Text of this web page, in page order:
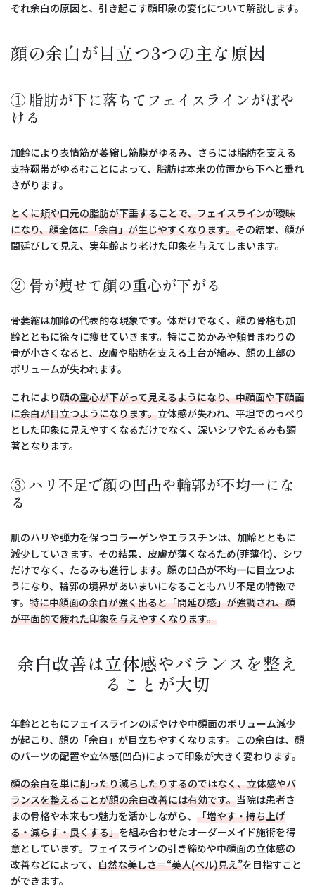
ぞれ余白の原因と、引き起こす顔印象の変化について解説します。
顔の余白が目立つ3つの主な原因
① 脂肪が下に落ちてフェイスラインがぼや
ける
加齢により表情筋が萎縮し筋膜がゆるみ、さらには脂肪を支える
支持靭帯がゆるむことによって、脂肪は本来の位置から下へと垂れ
さがります。
とくに頬や口元の脂肪が下垂することで、フェイスラインが曖昧
になり、顔全体に「余白」が生じやすくなります。その結果、顔が
間延びして見え、実年齢より老けた印象を与えてしまいます。
② 骨が痩せて顔の重心が下がる
骨萎縮は加齢の代表的な現象です。体だけでなく、顔の骨格も加
齢とともに徐々に痩せていきます。特にこめかみや頬骨まわりの
骨が小さくなると、皮膚や脂肪を支える土台が縮み、顔の上部の
ボリュームが失われます。
これにより顔の重心が下がって見えるようになり、中顔面や下顔面
に余白が目立つようになります。立体感が失われ、平坦でのっぺり
とした印象に見えやすくなるだけでなく、深いシワやたるみも顕
著となります。
③ ハリ不足で顔の凹凸や輪郭が不均一にな
る
肌のハリや弾力を保つコラーゲンやエラスチンは、加齢とともに
減少していきます。その結果、皮膚が薄くなるため(菲薄化)、シワ
だけでなく、たるみも進行します。顔の凹凸が不均一に目立つよ
うになり、輪郭の境界があいまいになることもハリ不足の特徴で
す。 特に中顔面の余白が強く出ると「間延び感」が強調され、顔
が平面的で疲れた印象を与えやすくなります。
余白改善は立体感やバランスを整え
ることが大切
年齢とともにフェイスラインのぼやけや中顔面のボリューム減少
が起こり、顔の「余白」が目立ちやすくなります。この余白は、顔
のパーツの配置や立体感(凹凸)によって印象が大きく変わります。
顔の余白を単に削ったり減らしたりするのではなく、立体感やバ
ランスを整えることが顔の余白改善には有効です。当院は患者さ
まの骨格や本来もつ魅力を活かしながら、 「増やす・持ち上げ
る・減らす・良くする」を組み合わせたオーダーメイド施術を得
意としています。フェイスラインの引き締めや中顔面の立体感の
改善などによって、 自然な美しさ＝“美人(ベル)見え”を目指すこと
ができます。